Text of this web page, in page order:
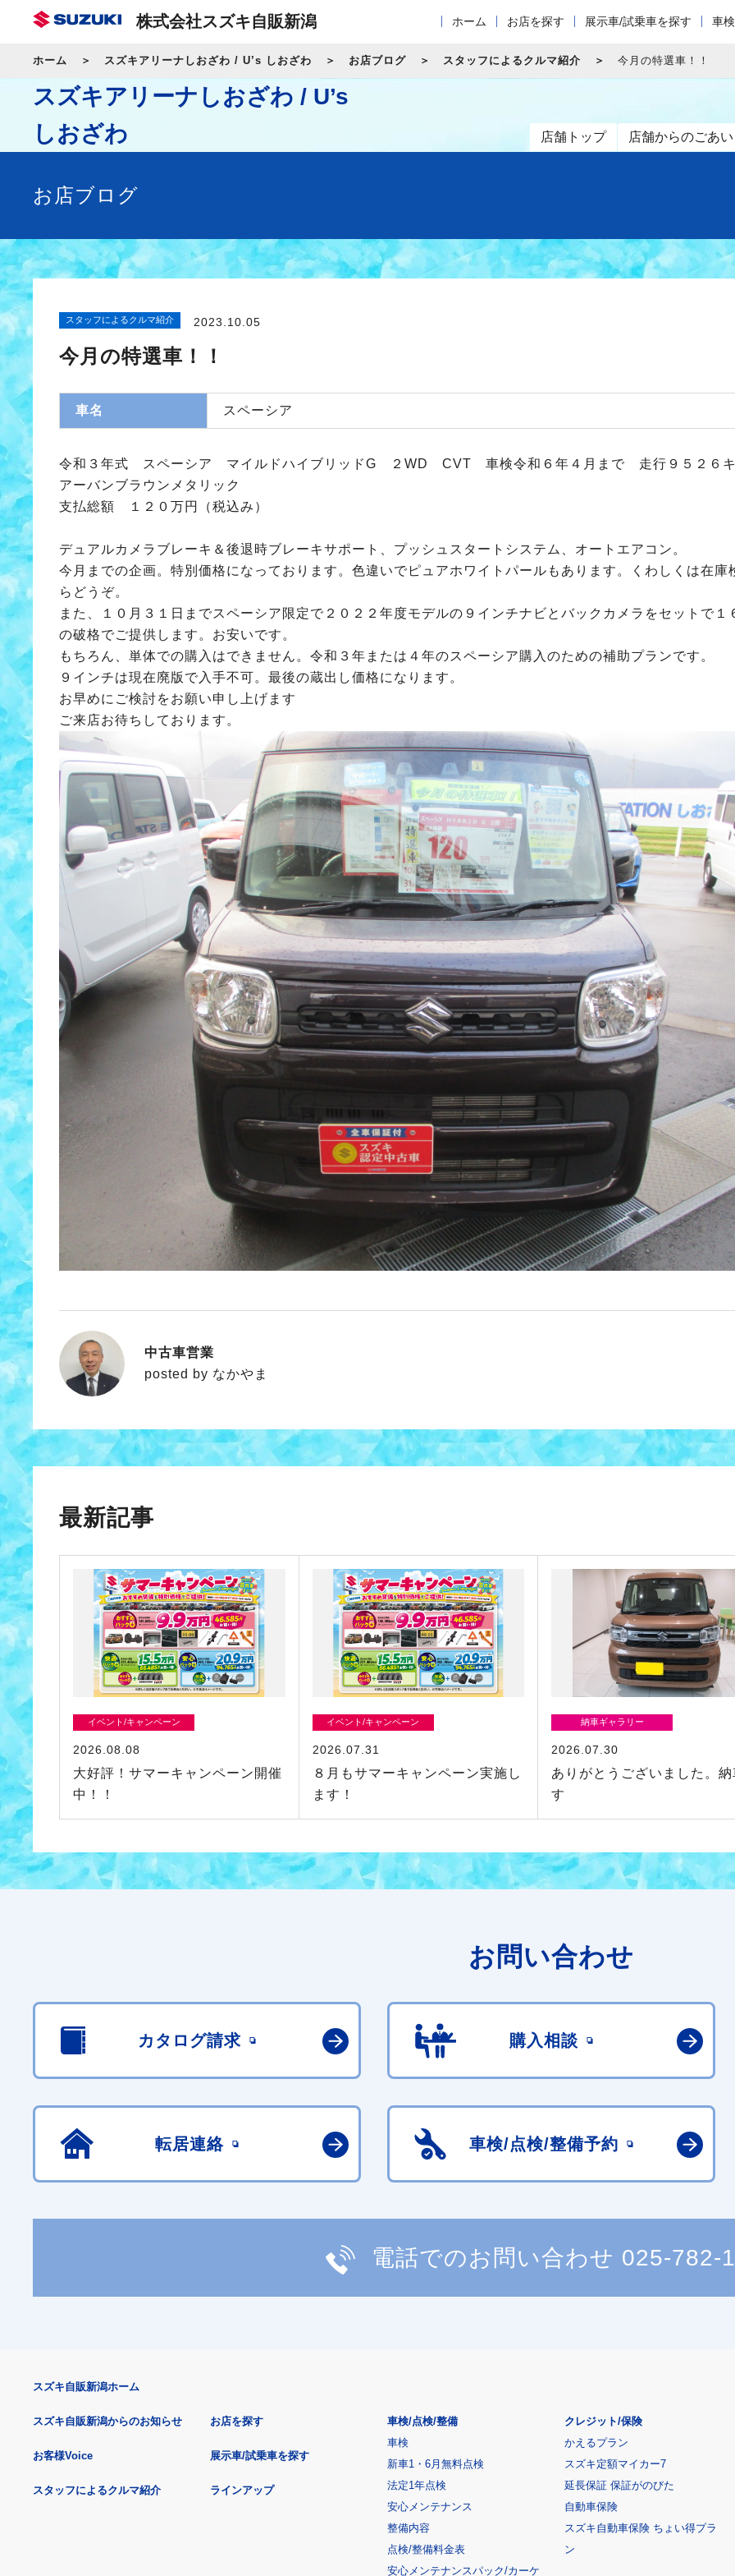
株式会社スズキ自販新潟 ホーム お店を探す 展示車/試乗車を探す 車
ホーム スズキアリーナしおざわ / U’s しおざわ お店ブログ スタッフによるクルマ紹介 今月の特選車！！
スズキアリーナしおざわ / U’s
しおざわ
店舗トップ 店舗からのごあ
お店ブログ
スタッフによるクルマ紹介 2023.10.05
今月の特選車！！
車名 スペーシア
令和３年式 スペーシア マイルドハイブリッドG ２WD CVT 車検令和６年４月まで 走行９５２
アーバンブラウンメタリック
支払総額 １２０万円（税込み）
デュアルカメラブレーキ＆後退時ブレーキサポート、プッシュスタートシステム、オートエアコン。
今月までの企画。特別価格になっております。色違いでピュアホワイトパールもあります。くわしくは在庫
らどうぞ。
また、１０月３１日までスペーシア限定で２０２２年度モデルの９インチナビとバックカメラをセットで１
の破格でご提供します。お安いです。
もちろん、単体での購入はできません。令和３年または４年のスペーシア購入のための補助プランです。
９インチは現在廃版で入手不可。最後の蔵出し価格になります。
お早めにご検討をお願い申し上げます
ご来店お待ちしております。
なかやま
中古車営業
posted by なかやま
最新記事
イベント/キャンペーン
2026.08.08
大好評！サマーキャンペーン開催
中！！
イベント/キャンペーン
2026.07.31
８月もサマーキャンペーン実施し
ます！
納車ギャラリー
2026.07.30
ありがとうございました。
す
お問い合わせ
カタログ請求 購入相談
転居連絡 車検/点検/整備予約
電話でのお問い合わせ 025-782-
スズキ自販新潟ホーム
スズキ自販新潟からのお知らせ
お客様Voice
スタッフによるクルマ紹介
お店を探す
展示車/試乗車を探す
ラインアップ
車検/点検/整備
車検
新車1・6月無料点検
法定1年点検
安心メンテナンス
整備内容
点検/整備料金表
安心メンテナンスパック/カーケ
クレジット/保険
かえるプラン
スズキ定額マイカー7
延長保証 保証がのびた
自動車保険
スズキ自動車保険 ちょい得プラ
ン